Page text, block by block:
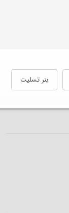
بنر تسلیت